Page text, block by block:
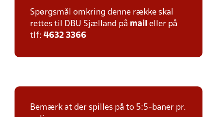
Spørgsmål omkring denne række skal
rettes til DBU Sjælland på mail eller på
tlf: 4632 3366
Bemærk at der spilles på to 5:5-baner pr.